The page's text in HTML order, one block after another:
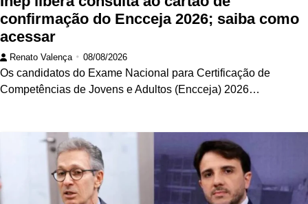
confirmação do Encceja 2026; saiba como
acessar
Renato Valença 08/08/2026
Os candidatos do Exame Nacional para Certificação de
Competências de Jovens e Adultos (Encceja) 2026…